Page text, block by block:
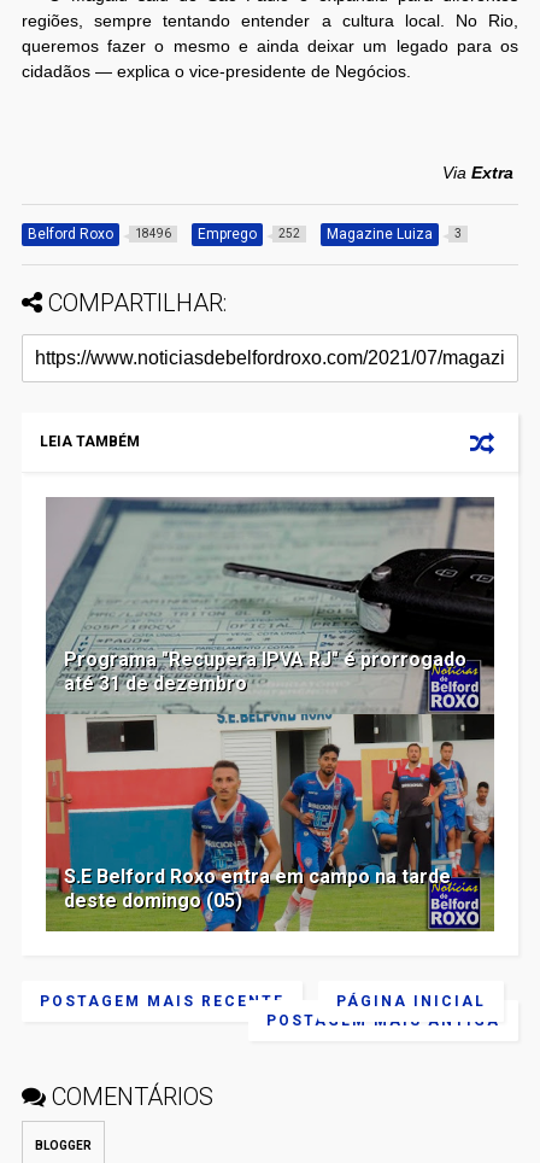
regiões, sempre tentando entender a cultura local. No Rio,
queremos fazer o mesmo e ainda deixar um legado para os
cidadãos — explica o vice-presidente de Negócios.
ViaExtra
Belford Roxo 18496 Emprego 252 Magazine Luiza 3
COMPARTILHAR:
LEIA TAMBÉM
Programa "Recupera IPVA RJ" é prorrogado
até 31 de dezembro
S.E Belford Roxo entra em campo na tarde
deste domingo (05)
POSTAGEM MAIS RECENTE
POSTAGEM MAIS ANTIGA
PÁGINA INICIAL
COMENTÁRIOS
BLOGGER